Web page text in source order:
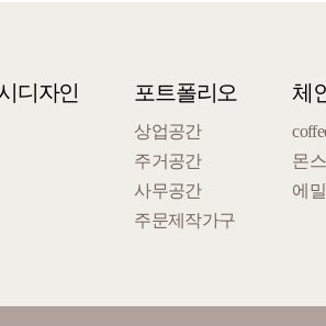
디자인 포트폴리오
상업공간
주거공간
사무공간
주문제작가구
체
몬
에